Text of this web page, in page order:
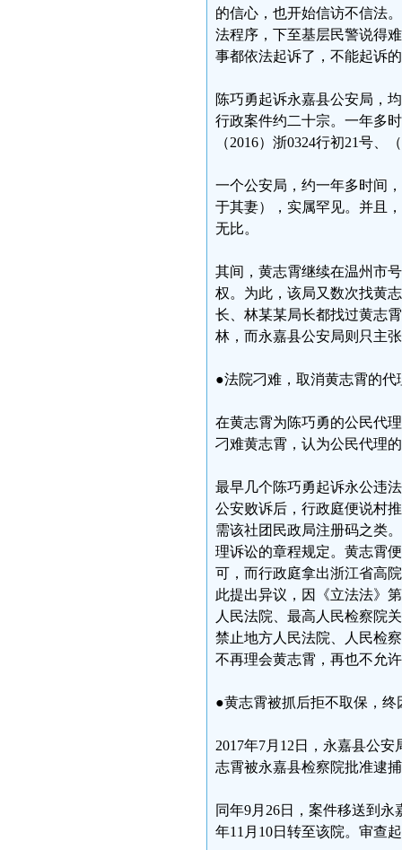
的信心，也开始信访不信法
法程序，下至基层民警说得
事都依法起诉了，不能起诉
陈巧勇起诉永嘉县公安局，
行政案件约二十宗。一年多
（2016）浙0324行初21号、
一个公安局，约一年多时间
于其妻），实属罕见。并且
无比。
其间，黄志霄继续在温州市
权。为此，该局又数次找黄
长、林某某局长都找过黄志
林，而永嘉县公安局则只主
●法院刁难，取消黄志霄的代
在黄志霄为陈巧勇的公民代
刁难黄志霄，认为公民代理
最早几个陈巧勇起诉永公违
公安败诉后，行政庭便说村
需该社团民政局注册码之类
理诉讼的章程规定。黄志霄
可，而行政庭拿出浙江省高
此提出异议，因《立法法》
人民法院、最高人民检察院
禁止地方人民法院、人民检
不再理会黄志霄，再也不允
●黄志霄被抓后拒不取保，终
2017年7月12日，永嘉县公
志霄被永嘉县检察院批准逮
同年9月26日，案件移送到
年11月10日转至该院。审查